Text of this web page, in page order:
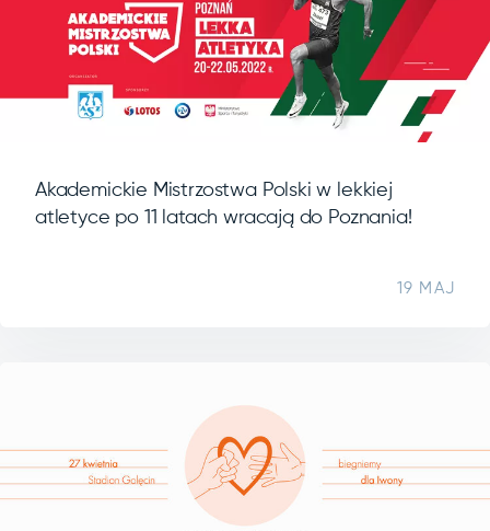
Akademickie Mistrzostwa Polski w lekkiej
atletyce po 11 latach wracają do Poznania!
19 MAJ